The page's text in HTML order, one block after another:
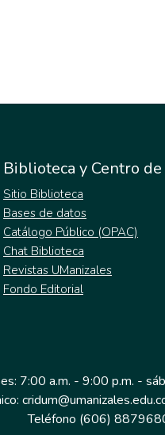
Biblioteca y Centro de
Sitio Biblioteca
Bases de datos
Catálogo Público (OPAC)
Chat Biblioteca
Revistas UManizales
Fondo Editorial
7:00 a.m. - 9:00 p.m. -
Teléfono (606)